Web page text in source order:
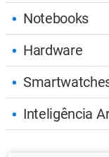
Notebooks
Hardware
Inteligência